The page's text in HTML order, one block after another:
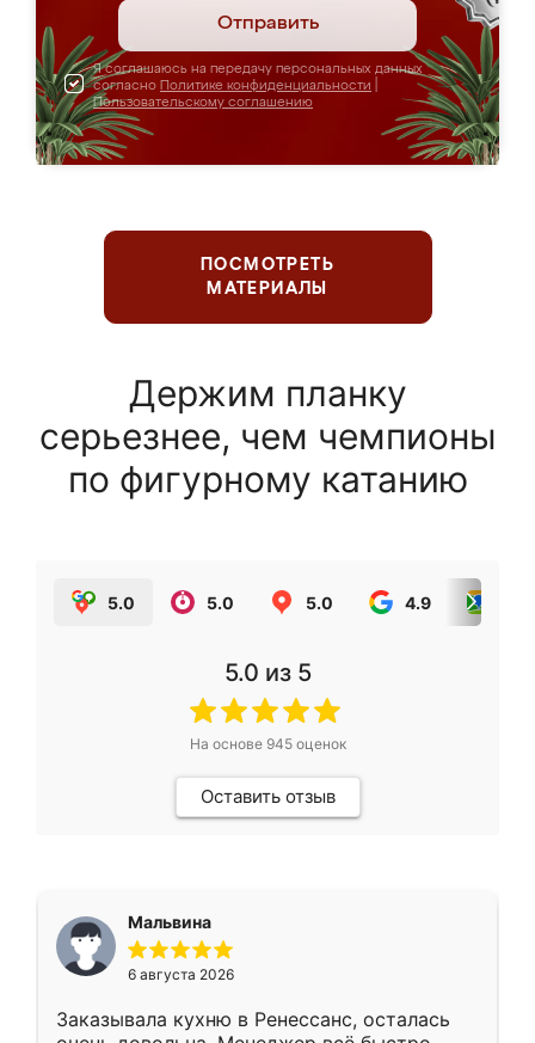
Отправить
Я соглашаюсь на передачу персональных данных
согласно Политике конфиденциальности
Пользовательскому соглашению
ПОСМОТРЕТЬ
МАТЕРИАЛЫ
Держим планку
серьезнее, чем чемпионы
по фигурному катанию
5.0 5.0 5.0 4.9
5.0 из 5
На основе 945оценок
Оставить отзыв
Мальвина
6 августа 2026
Заказывала кухню в Ренессанс, осталась